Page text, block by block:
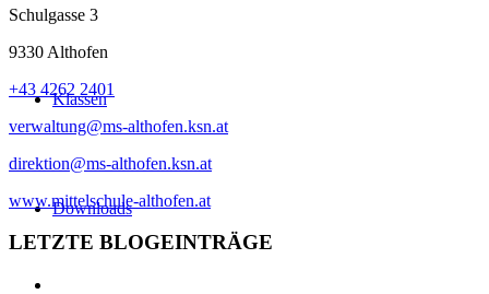
Klassen
Downloads
Schulgasse 3
9330 Althofen
+43 4262 2401
verwaltung@ms-althofen.ksn.at
direktion@ms-althofen.ksn.at
www.mittelschule-althofen.at
LETZTE BLOGEINTRÄGE